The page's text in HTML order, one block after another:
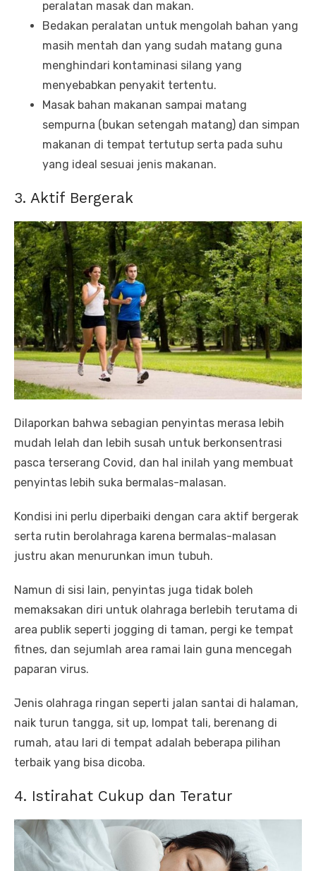
peralatan masak dan makan.
Bedakan peralatan untuk mengolah bahan yang
masih mentah dan yang sudah matang guna
menghindari kontaminasi silang yang
menyebabkan penyakit tertentu.
Masak bahan makanan sampai matang
sempurna (bukan setengah matang) dan simpan
makanan di tempat tertutup serta pada suhu
yang ideal sesuai jenis makanan.
3. Aktif Bergerak
Dilaporkan bahwa sebagian penyintas merasa lebih
mudah lelah dan lebih susah untuk berkonsentrasi
pasca terserang Covid, dan hal inilah yang membuat
penyintas lebih suka bermalas-malasan.
Kondisi ini perlu diperbaiki dengan cara aktif bergerak
serta rutin berolahraga karena bermalas-malasan
justru akan menurunkan imun tubuh.
Namun di sisi lain, penyintas juga tidak boleh
memaksakan diri untuk olahraga berlebih terutama di
area publik seperti jogging di taman, pergi ke tempat
fitnes, dan sejumlah area ramai lain guna mencegah
paparan virus.
Jenis olahraga ringan seperti jalan santai di halaman,
naik turun tangga, sit up, lompat tali, berenang di
rumah, atau lari di tempat adalah beberapa pilihan
terbaik yang bisa dicoba.
4. Istirahat Cukup dan Teratur